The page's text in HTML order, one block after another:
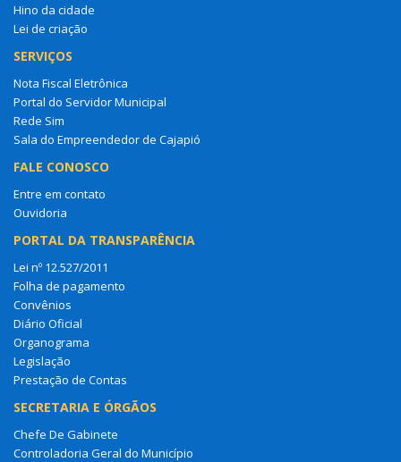
Hino da cidade
Lei de criação
SERVIÇOS
Nota Fiscal Eletrônica
Portal do Servidor Municipal
Rede Sim
Sala do Empreendedor de Cajapió
FALE CONOSCO
Entre em contato
Ouvidoria
PORTAL DA TRANSPARÊNCIA
Lei nº 12.527/2011
Folha de pagamento
Convênios
Diário Oficial
Organograma
Legislação
Prestação de Contas
SECRETARIA E ÓRGÃOS
Chefe De Gabinete
Controladoria Geral do Município